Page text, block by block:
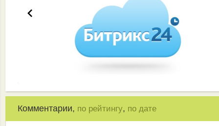
Комментарии, по рейтингу, по дате